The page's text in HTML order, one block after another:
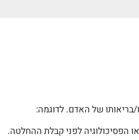
הפסיכולוגיה לפני קבלת ההחלטה.